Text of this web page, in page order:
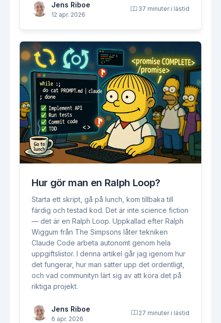
Jens Riboe
12 apr. 2026
37 minuter i lästid
Hur gör man en Ralph Loop?
Starta ett skript, gå på lunch, kom tillbaka till
färdig och testad kod. Det är inte science fiction
— det är en Ralph Loop. Uppkallad efter Ralph
Wiggum från The Simpsons låter tekniken
Claude Code arbeta autonomt genom hela
uppgiftslistor. I denna artikel går jag igenom hur
det fungerar, hur man sätter upp det ordentligt,
och vad communityn lärt sig av att köra det på
riktiga projekt.
Jens Riboe
6 apr. 2026
27 minuter i lästid